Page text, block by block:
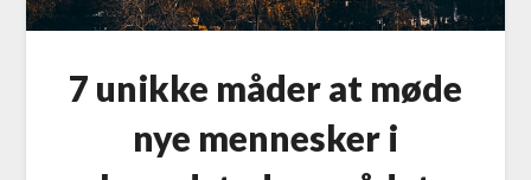
7 unikke måder at møde
nye mennesker i